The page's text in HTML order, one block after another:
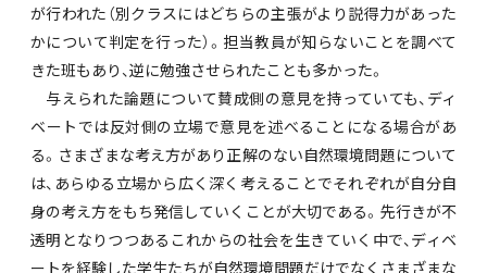
が行われた（別クラスにはどちらの主張がより説得力があった
かについて判定を行った）。担当教員が知らないことを調べて
きた班もあり、逆に勉強させられたことも多かった。
与えられた論題について賛成側の意見を持っていても、ディ
ベートでは反対側の立場で意見を述べることになる場合があ
る。さまざまな考え方があり正解のない自然環境問題について
は、あらゆる立場から広く深く考えることでそれぞれが自分自
身の考え方をもち発信していくことが大切である。先行きが不
透明となりつつあるこれからの社会を生きていく中で、ディベ
ートを経験した学生たちが自然環境問題だけでなくさまざまな